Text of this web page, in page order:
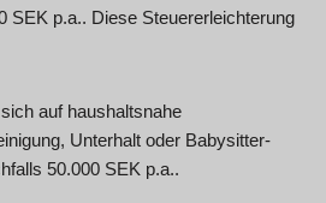
SEK p.a.. Diese Steuererleichterung
auf haushaltsnahe
Unterhalt oder Babysitter-
50.000 SEK p.a..